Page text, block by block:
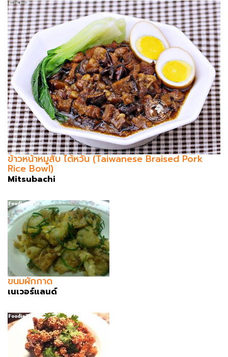
ข้าวหน้าหมูสับ ไต้หวัน (Taiwanese Braised Pork
Rice Bowl)
Mitsubachi
ขนมผักกาด
เนเวอร์แลนด์